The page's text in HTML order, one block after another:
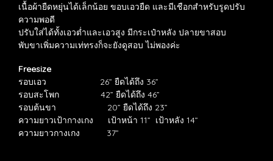
เนื้อผ้ายืดหยุ่นได้เล็กน้อย ขอบเอวยืด และมีเชือกสำหรับรูดปรับ
ความพอดี
ปรับใส่ได้ทั้งเอวต่ำและเอวสูง มีกระเป๋าหลัง ปลายขาสอบ
พับขาเพิ่มความเท่ทรงก็จะยังดูสอบ ไม่พองค่ะ
Freesize
รอบเอว 26” ยืดได้ถึง 36”
รอบสะโพก 42” ยืดได้ถึง 46”
รอบต้นขา
20” ยืดได้ถึง 23”
ความยาวเป้ากางเกง
เป้าหน้า 11” เป้าหลัง 14”
ความยาวกางเกง 37”